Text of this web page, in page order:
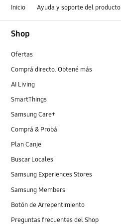
Inicio Ayuda y soporte del producto
Shop
Ofertas
Comprá directo. Obtené más
AI Living
SmartThings
Samsung Care+
Comprá & Probá
Plan Canje
Buscar Locales
Samsung Experiences Stores
Samsung Members
Botón de Arrepentimiento
Preguntas frecuentes del Shop